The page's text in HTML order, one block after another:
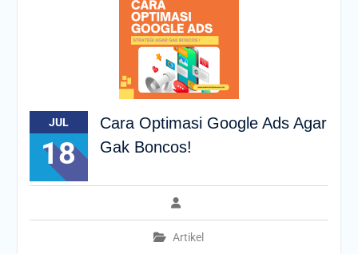
JUL
18
Cara Optimasi Google Ads Agar
Gak Boncos!
Artikel